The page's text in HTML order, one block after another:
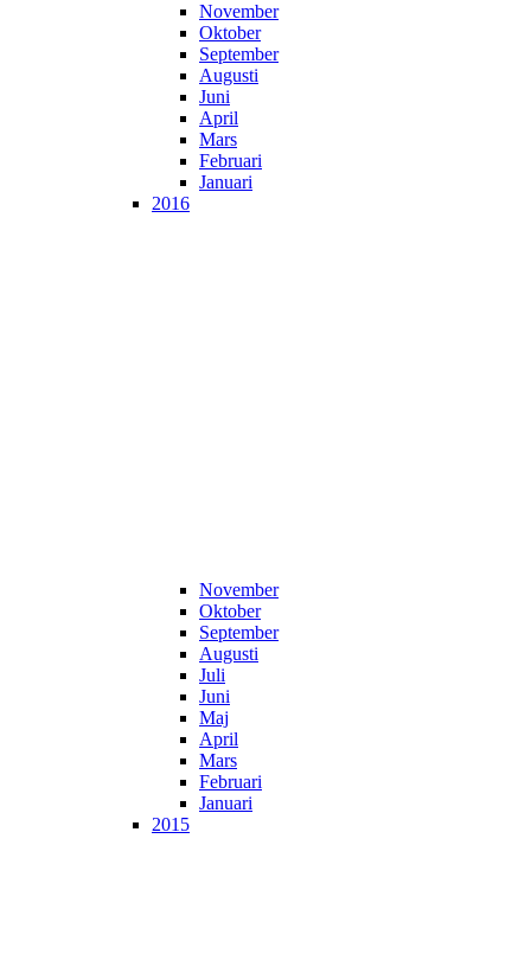
November
Oktober
September
Augusti
Juni
April
Mars
Februari
Januari
2016
November
Oktober
September
Augusti
Juli
Juni
Maj
April
Mars
Februari
Januari
2015